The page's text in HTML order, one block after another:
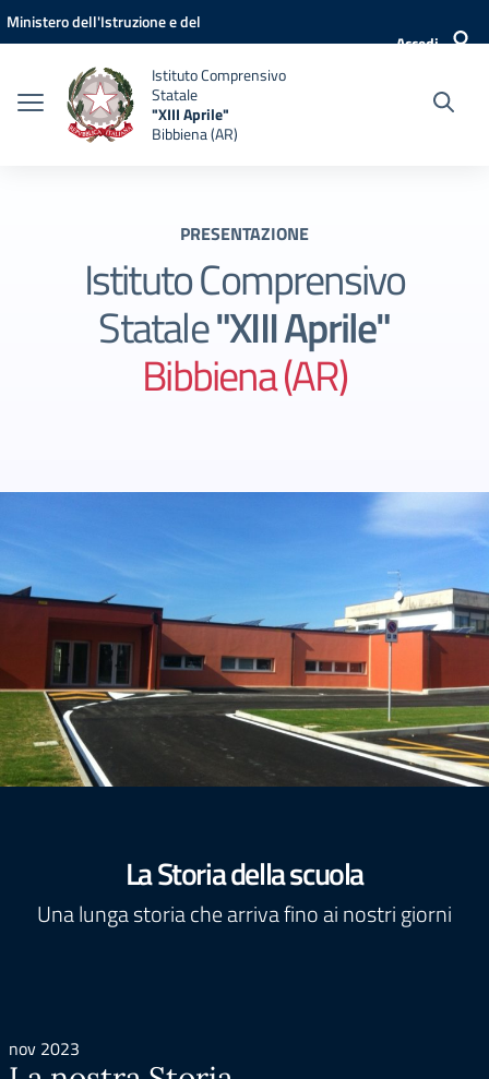
Vai ai contenuti
Vai al menu di navigazione
Vai al footer
Ministero dell'Istruzione e del
Accedi
Istituto Comprensivo
Statale
"XIII Aprile"
Bibbiena (AR)
PRESENTAZIONE
Istituto Comprensivo
Statale"XIII Aprile"
Bibbiena (AR)
La Storia della scuola
Una lunga storia che arriva fino ai nostri giorni
nov 2023